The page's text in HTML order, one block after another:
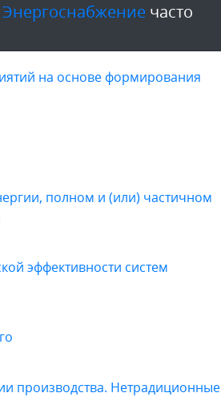
Энергоснабжение часто
на основе формирования
полном и (или) частичном
эффективности систем
производства. Нетрадиционные